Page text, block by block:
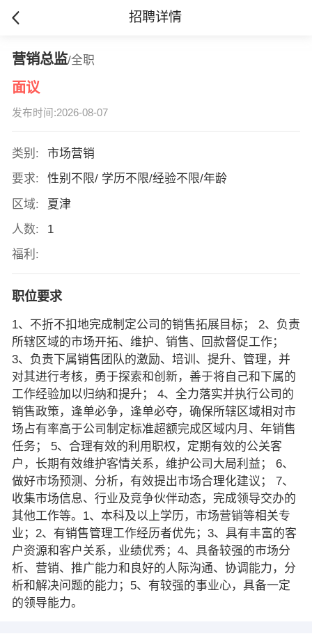
招聘详情
营销总监/全职
面议
发布时间:2026-08-07
类别:
市场营销
要求:
性别不限/ 学历不限/经验不限/年龄
区域:
夏津
人数:
1
福利:
职位要求
1、不折不扣地完成制定公司的销售拓展目标； 2、负责
所辖区域的市场开拓、维护、销售、回款督促工作；
3、负责下属销售团队的激励、培训、提升、管理，并
对其进行考核，勇于探索和创新，善于将自己和下属的
工作经验加以归纳和提升； 4、全力落实并执行公司的
销售政策，逢单必争，逢单必夺，确保所辖区域相对市
场占有率高于公司制定标准超额完成区域内月、年销售
任务； 5、合理有效的利用职权，定期有效的公关客
户，长期有效维护客情关系，维护公司大局利益； 6、
做好市场预测、分析，有效提出市场合理化建议； 7、
收集市场信息、行业及竞争伙伴动态，完成领导交办的
其他工作等。1、本科及以上学历，市场营销等相关专
业；2、有销售管理工作经历者优先；3、具有丰富的客
户资源和客户关系，业绩优秀；4、具备较强的市场分
析、营销、推广能力和良好的人际沟通、协调能力，分
析和解决问题的能力；5、有较强的事业心，具备一定
的领导能力。